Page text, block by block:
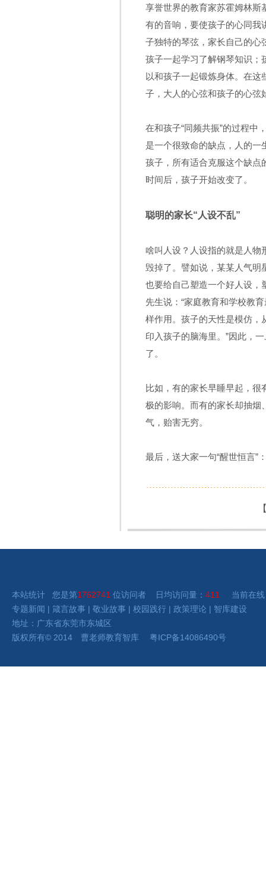
享誉世界的教育家苏霍姆林斯
有的音响，要使孩子的心同我
子独特的琴弦，家长自己的心
孩子一起学习了解钢琴知识；
以和孩子一起锻炼身体。在这
子，大人的心弦和孩子的心弦
在和孩子“同频共振”的过程中
是一个很致命的缺点，人的一
孩子，所有适合克服这个缺点
时间后，孩子开始改变了。
聪明的家长“ 人设不乱”
啥叫人设？人设指的就是人物
毁掉了。譬如说，某某人气明
也要给自己塑造一个好人设，
先生说： “家庭教育和学校教
样作用。孩子的天性是模仿，
印入孩子的脑海里。 ”因此，
了。
比如，有的家长早睡早起，很
极的影响。而有的家长却抽烟
气，贻害无穷。
最后，送大家一句“醒世恒言”
本站统计 您是第1762741 位访问者 日均访问量： 411
当前在线
专题新闻 | 箴言故事 | 敬业故事 | 校园践行 | 政策理论 | 智库建设
地址：广东省东莞市东城区
版权所有© 2014 曹老师教育智库 粤ICP备14086490号